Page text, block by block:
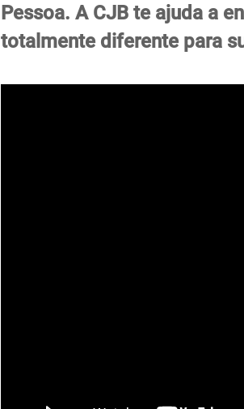
Pessoa. A CJB te ajuda a
totalmente diferente para